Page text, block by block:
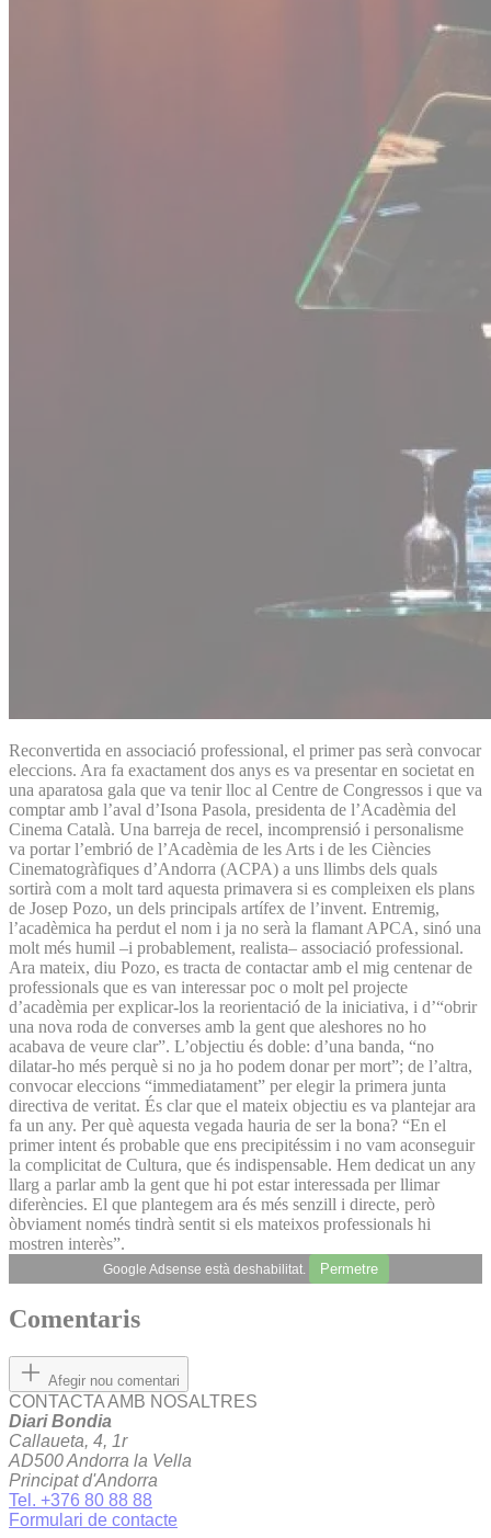
Reconvertida en associació professional, el primer pas serà convocar
eleccions. Ara fa exactament dos anys es va presentar en societat en
una aparatosa gala que va tenir lloc al Centre de Congressos i que va
comptar amb l’aval d’Isona Pasola, presidenta de l’Acadèmia del
Cinema Català. Una barreja de recel, incomprensió i personalisme
va portar l’embrió de l’Acadèmia de les Arts i de les Ciències
Cinematogràfiques d’Andorra (ACPA) a uns llimbs dels quals
sortirà com a molt tard aquesta primavera si es compleixen els plans
de Josep Pozo, un dels principals artífex de l’invent. Entremig,
l’acadèmica ha perdut el nom i ja no serà la flamant APCA, sinó una
molt més humil –i probablement, realista– associació professional.
Ara mateix, diu Pozo, es tracta de contactar amb el mig centenar de
professionals que es van interessar poc o molt pel projecte
d’acadèmia per explicar-los la reorientació de la iniciativa, i d’“obrir
una nova roda de converses amb la gent que aleshores no ho
acabava de veure clar”. L’objectiu és doble: d’una banda, “no
dilatar-ho més perquè si no ja ho podem donar per mort”; de l’altra,
convocar eleccions “immediatament” per elegir la primera junta
directiva de veritat. És clar que el mateix objectiu es va plantejar ara
fa un any. Per què aquesta vegada hauria de ser la bona? “En el
primer intent és probable que ens precipitéssim i no vam aconseguir
la complicitat de Cultura, que és indispensable. Hem dedicat un any
llarg a parlar amb la gent que hi pot estar interessada per llimar
diferències. El que plantegem ara és més senzill i directe, però
òbviament només tindrà sentit si els mateixos professionals hi
mostren interès”.
Google Adsense està deshabilitat. Permetre
Comentaris
Afegir nou comentari
CONTACTA AMB NOSALTRES
Diari Bondia
Callaueta, 4, 1r
AD500 Andorra la Vella
Principat d'Andorra
Tel. +376 80 88 88
Formulari de contacte